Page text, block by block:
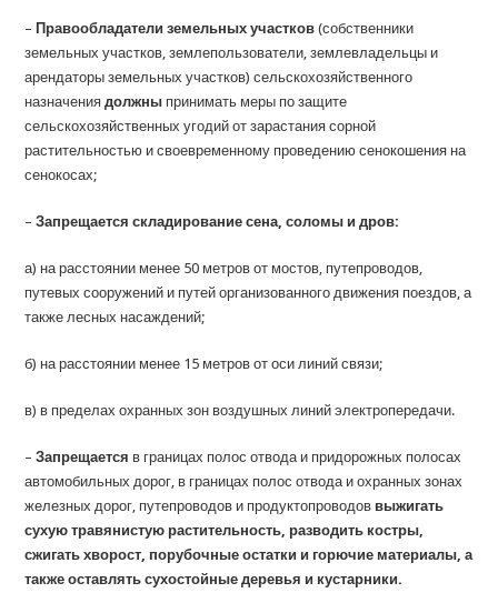
– Правообладатели земельных участков (собственники
земельных участков, землепользователи, землевладельцы и
арендаторы земельных участков) сельскохозяйственного
назначениядолжны принимать меры по защите
сельскохозяйственных угодий от зарастания сорной
растительностью и своевременному проведению сенокошения на
сенокосах;
–Запрещается складирование сена, соломы и дров:
а) на расстоянии менее 50 метров от мостов, путепроводов,
путевых сооружений и путей организованного движения поездов, а
также лесных насаждений;
б) на расстоянии менее 15 метров от оси линий связи;
в) в пределах охранных зон воздушных линий электропередачи.
–Запрещается в границах полос отвода и придорожных полосах
автомобильных дорог, в границах полос отвода и охранных зонах
железных дорог, путепроводов и продуктопроводов выжигать
сухую травянистую растительность, разводить костры,
сжигать хворост, порубочные остатки и горючие материалы, а
также оставлять сухостойные деревья и кустарники.